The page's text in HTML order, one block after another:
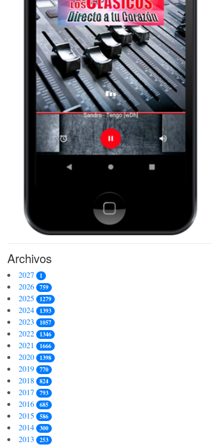
Archivos
2027 1
2026 759
2025 1279
2024 1393
2023 1057
2022 1346
2021 1666
2020 1398
2019 770
2018 824
2017 793
2016 685
2015 586
2014 300
2013 253